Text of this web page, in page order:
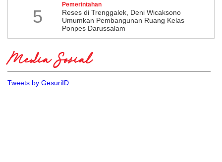
5
Pemerintahan
​Reses di Trenggalek, Deni Wicaksono
Umumkan Pembangunan Ruang Kelas
Ponpes Darussalam
Media Sosial
Tweets by GesuriID